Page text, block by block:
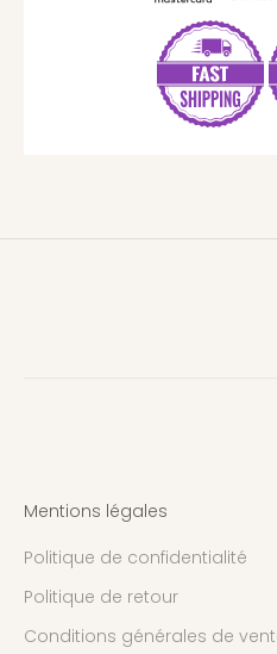
Mentions légales
Politique de confidentialité
Politique de retour
Conditions générales de